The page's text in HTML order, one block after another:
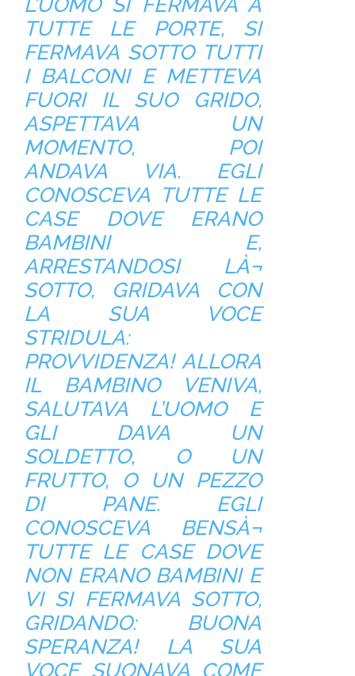
TUTTE LE PORTE, SI
FERMAVA SOTTO TUTTI
I BALCONI E METTEVA
FUORI IL SUO GRIDO,
ASPETTAVA UN
MOMENTO, POI
ANDAVA VIA. EGLI
CONOSCEVA TUTTE LE
CASE DOVE ERANO
BAMBINI E,
ARRESTANDOSI LÀ¬
SOTTO, GRIDAVA CON
LA SUA VOCE
STRIDULA:
PROVVIDENZA! ALLORA
IL BAMBINO VENIVA,
SALUTAVA L’UOMO E
GLI DAVA UN
SOLDETTO, O UN
FRUTTO, O UN PEZZO
DI PANE. EGLI
CONOSCEVA BENSÀ¬
TUTTE LE CASE DOVE
NON ERANO BAMBINI E
VI SI FERMAVA SOTTO,
GRIDANDO: BUONA
SPERANZA! LA SUA
VOCE SUONAVA COME